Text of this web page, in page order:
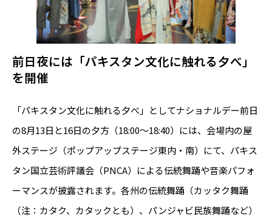
前日夜には「パキスタン文化に触れる夕べ」
を開催
「パキスタン文化に触れる夕べ」としてナショナルデー前日
の8月13日と16日の夕方（18:00～18:40）には、会場内の屋
外ステージ（ポップアップステージ東内・南）にて、パキス
タン国立芸術評議会（PNCA）による伝統舞踊や音楽パフォ
ーマンスが披露されます。各州の伝統舞踊（カッタク舞踊
（注：カタク、カタックとも）、パンジャビ民族舞踊など）